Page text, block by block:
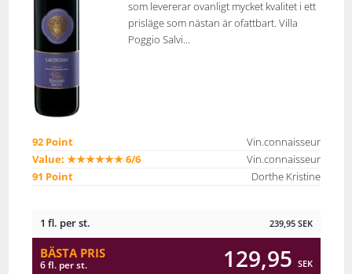
som levererar ovanligt mycket kvalitet i ett
prisläge som nästan är ofattbart. Villa
Poggio Salvi...
92 Point
Vin.connaisseur
Value: ★★★★★★ 6/6
Vin.connaisseur
91 Point
Dorthe Kristine
1 fl. per st. 239,95 SEK
BÄSTA PRIS
6 fl. per st. 129,95 SEK